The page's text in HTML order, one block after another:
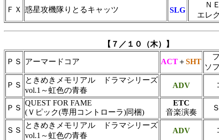
ＦＸ 惑星攻機隊りとるキャッツ SLG
Ｎ
エレ
【７／１０（木）】
ＰＳ アーマードコア ACT＋SHT
ソ
ＰＳ
ときめきメモリアル ドラマシリーズ
vol.1～虹色の青春
ADV
ＰＳ
QUEST FOR FAME
(Ｖピック(専用コントローラ)同梱)
ETC
音楽演奏
ＳＳ
ときめきメモリアル ドラマシリーズ
vol.1～虹色の青春
ADV